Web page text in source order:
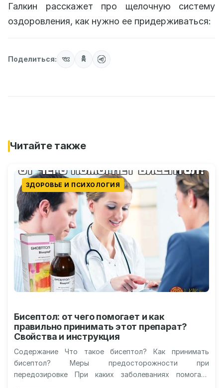
Галкин расскажет про щелочную систему
оздоровления, как нужно ее придерживаться:
Поделиться:
Читайте также
ЗДОРОВЬЕ И ПСИХОЛОГИЯ
Бисептол: от чего помогает и как
правильно принимать этот препарат?
Свойства и инструкция
Содержание Что такое бисептол? Как принимать
бисептол? Меры предосторожности при
передозировке При каких заболеваниях помогает